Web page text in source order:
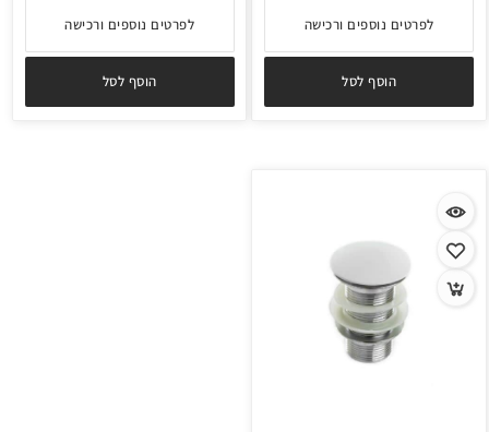
לפרטים נוספים ורכישה
הוסף לסל
לפרטים נוספים ורכישה
הוסף לסל